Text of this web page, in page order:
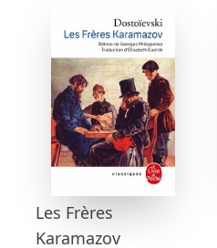
Les Frères
Karamazov